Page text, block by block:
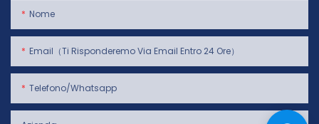
Nome
Email（Ti Risponderemo Via Email Entro 24 Ore）
Telefono/whatsapp